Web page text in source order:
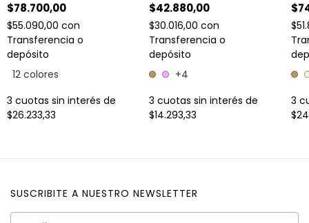
$78.700,00
$55.090,00 con
Transferencia o
depósito
12 colores
3 cuotas sin interés de
$26.233,33
$42.880,00
$30.016,00 con
Transferencia o
depósito
+4
3 cuotas sin interés de
$14.293,33
3
SUSCRIBITE A NUESTRO NEWSLETTER